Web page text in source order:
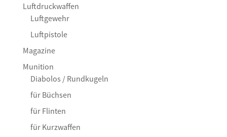
Luftdruckwaffen
Luftgewehr
Luftpistole
Magazine
Munition
Diabolos / Rundkugeln
für Büchsen
für Flinten
für Kurzwaffen